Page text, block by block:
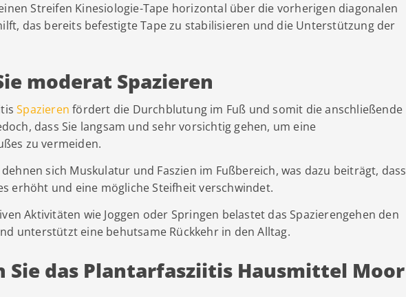
Streifen Kinesiologie-Tape horizontal über die vorherigen diagonalen
das bereits befestigte Tape zu stabilisieren und die Unterstützung der
moderat Spazieren
Spazieren fördert die Durchblutung im Fuß und somit die anschließende
dass Sie langsam und sehr vorsichtig gehen, um eine
zu vermeiden.
dehnen sich Muskulatur und Faszien im Fußbereich, was dazu beiträgt, dass
erhöht und eine mögliche Steifheit verschwindet.
Aktivitäten wie Joggen oder Springen belastet das Spazierengehen den
unterstützt eine behutsame Rückkehr in den Alltag.
Sie das Plantarfasziitis Hausmittel Moor